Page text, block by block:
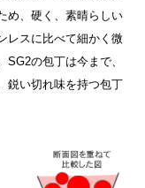
め、硬く、素晴らしい
レスに比べて細かく微
の包丁は今まで、
鋭い切れ味を持つ包丁